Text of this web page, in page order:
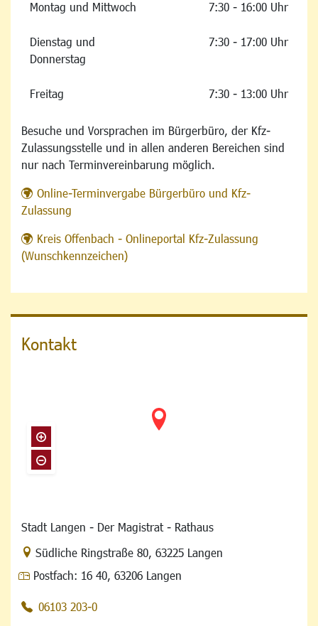
Montag und Mittwoch 7:30 - 16:00 Uhr
Dienstag und
Donnerstag
7:30 - 17:00 Uhr
Freitag 7:30 - 13:00 Uhr
Besuche und Vorsprachen im Bürgerbüro, der Kfz-
Zulassungsstelle und in allen anderen Bereichen sind
nur nach Terminvereinbarung möglich.
Online-Terminvergabe Bürgerbüro und Kfz-
Zulassung
Kreis Offenbach - Onlineportal Kfz-Zulassung
(Wunschkennzeichen)
Kontakt
Stadt Langen - Der Magistrat - Rathaus
Link zur Google-Maps Navigation
Südliche Ringstraße 80, 63225 Langen
Postfach: 16 40, 63206 Langen
06103 203-0